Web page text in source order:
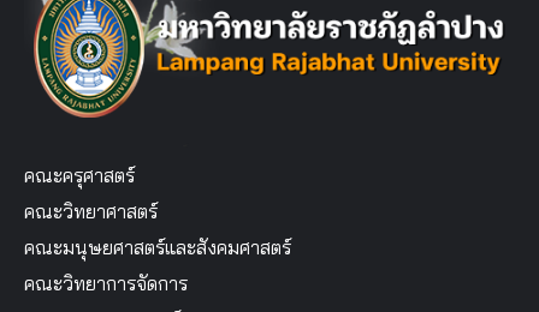
คณะครุศาสตร์
คณะวิทยาศาสตร์
คณะมนุษยศาสตร์และสังคมศาสตร์
คณะวิทยาการจัดการ